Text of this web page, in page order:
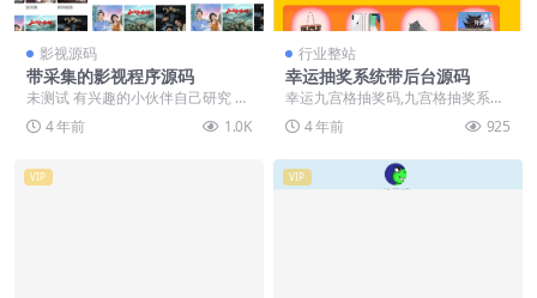
影视源码
带采集的影视程序源码
未测试 有兴趣的小伙伴自己研究 全
自动更新采集影视带10套模板PHP
源码 一个全...
4 年前 1.0K
行业整站
幸运抽奖系统带后台源码
幸运九宫格抽奖码,九宫格抽奖系统
源码php+mysql,微信抽奖系统 1.本
程序...4 年前 925
VIP VIP